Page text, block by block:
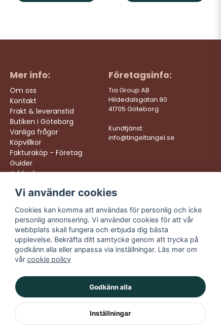
Mer info:
Om oss
Kontakt
Frakt & leveranstid
Butiken i Göteborg
Vanliga frågor
Köpvillkor
Fakturaköp - Företag
Guider
Jobba hos oss
Företagsinfo:
Tia Group AB
Hildedalsgatan 80
41705 Göteborg
Kundtjänst:
info@tingeltangel.se
Följ oss:
Instagram
Facebook
TikTok
YouTube
Vi levererar:
Snabba leveranser
Trygga köp
Fri frakt över 499:-
Trevlig kundtjänst
Vi använder cookies
Cookies kan komma att användas för personlig och icke
personlig annonsering. Vi använder cookies för att vår
webbplats skall fungera och erbjuda dig bästa
upplevelse. Bekräfta ditt samtycke genom att trycka på
godkänn alla eller anpassa via inställningar. Läs mer om
vår cookie policy
Godkänn alla
Inställningar